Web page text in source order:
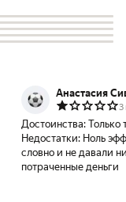
Анастасия
3
Достоинства: Только
Недостатки: Ноль
словно и не давали
потраченные деньги